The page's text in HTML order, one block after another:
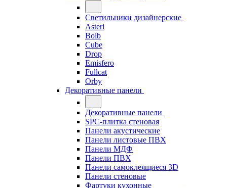
Светильники дизайнерские
Asteri
Bolb
Cube
Drop
Emisfero
Fullcat
Orby
Декоративные панели
Декоративные панели
SPC-плитка стеновая
Панели акустические
Панели листовые ПВХ
Панели МДФ
Панели ПВХ
Панели самоклеящиеся 3D
Панели стеновые
Фартуки кухонные